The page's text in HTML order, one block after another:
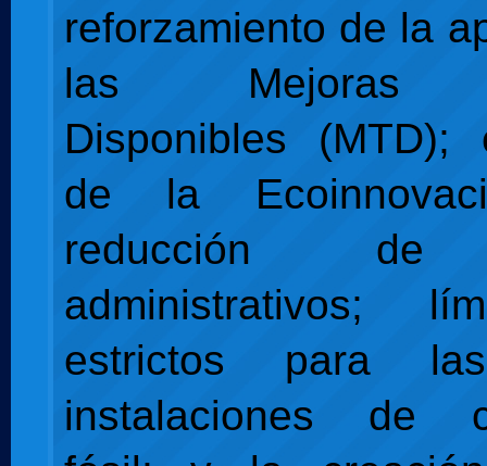
reforzamiento de la
las Mejoras
Disponibles (MTD);
de la
reducción de
administrativos;
estrictos para
instalaciones de